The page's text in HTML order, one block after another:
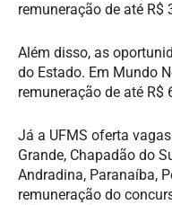
remuneração de até R$
Além disso, as
do Estado. Em Mundo
remuneração de até R$
Já a UFMS oferta
Grande, Chapadão do
Andradina, Paranaíba,
remuneração do